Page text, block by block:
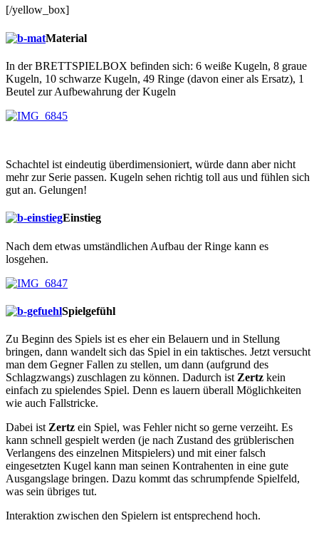
[/yellow_box]
Material
In der BRETTSPIELBOX befinden sich: 6 weiße Kugeln, 8 graue
Kugeln, 10 schwarze Kugeln, 49 Ringe (davon einer als Ersatz), 1
Beutel zur Aufbewahrung der Kugeln
Schachtel ist eindeutig überdimensioniert, würde dann aber nicht
mehr zur Serie passen. Kugeln sehen richtig toll aus und fühlen sich
gut an. Gelungen!
Einstieg
Nach dem etwas umständlichen Aufbau der Ringe kann es
losgehen.
Spielgefühl
Zu Beginn des Spiels ist es eher ein Belauern und in Stellung
bringen, dann wandelt sich das Spiel in ein taktisches. Jetzt versucht
man dem Gegner Fallen zu stellen, um dann (aufgrund des
Schlagzwangs) zuschlagen zu können. Dadurch ist Zertz kein
einfach zu spielendes Spiel. Denn es lauern überall Möglichkeiten
wie auch Fallstricke.
Dabei ist Zertz ein Spiel, was Fehler nicht so gerne verzeiht. Es
kann schnell gespielt werden (je nach Zustand des grüblerischen
Verlangens des einzelnen Mitspielers) und mit einer falsch
eingesetzten Kugel kann man seinen Kontrahenten in eine gute
Ausgangslage bringen. Dazu kommt das schrumpfende Spielfeld,
was sein übriges tut.
Interaktion zwischen den Spielern ist entsprechend hoch.